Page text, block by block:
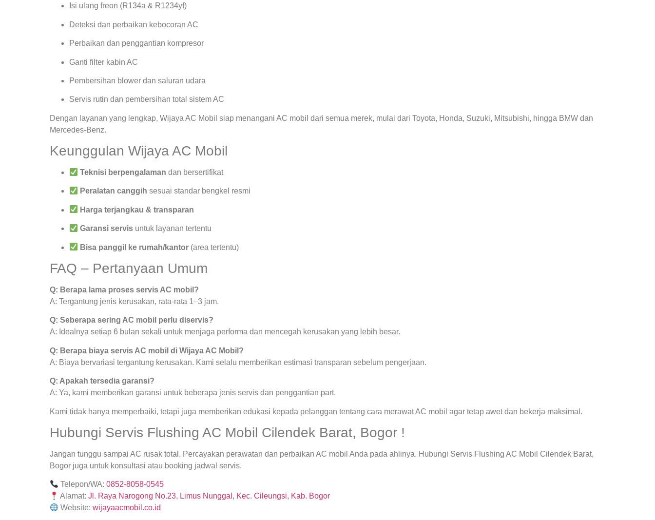
Isi ulang freon (R134a & R1234yf)
Deteksi dan perbaikan kebocoran AC
Perbaikan dan penggantian kompresor
Ganti filter kabin AC
Pembersihan blower dan saluran udara
Servis rutin dan pembersihan total sistem AC
Dengan layanan yang lengkap, Wijaya AC Mobil siap menangani AC mobil dari semua merek, mulai dari Toyota, Honda, Suzuki, Mitsubishi, hingga BMW dan
Mercedes-Benz.
Keunggulan Wijaya AC Mobil
Teknisi berpengalaman dan bersertifikat
Peralatan canggih sesuai standar bengkel resmi
Harga terjangkau & transparan
Garansi servis untuk layanan tertentu
Bisa panggil ke rumah/kantor (area tertentu)
FAQ – Pertanyaan Umum
Q: Berapa lama proses servis AC mobil?
A: Tergantung jenis kerusakan, rata-rata 1–3 jam.
Q: Seberapa sering AC mobil perlu diservis?
A: Idealnya setiap 6 bulan sekali untuk menjaga performa dan mencegah kerusakan yang lebih besar.
Q: Berapa biaya servis AC mobil di Wijaya AC Mobil?
A: Biaya bervariasi tergantung kerusakan. Kami selalu memberikan estimasi transparan sebelum pengerjaan.
Q: Apakah tersedia garansi?
A: Ya, kami memberikan garansi untuk beberapa jenis servis dan penggantian part.
Kami tidak hanya memperbaiki, tetapi juga memberikan edukasi kepada pelanggan tentang cara merawat AC mobil agar tetap awet dan bekerja maksimal.
Hubungi Servis Flushing AC Mobil Cilendek Barat, Bogor !
Jangan tunggu sampai AC rusak total. Percayakan perawatan dan perbaikan AC mobil Anda pada ahlinya. Hubungi Servis Flushing AC Mobil Cilendek Barat,
Bogor juga untuk konsultasi atau booking jadwal servis.
Telepon/WA:0852-8058-0545
Alamat:Jl. Raya Narogong No.23, Limus Nunggal, Kec. Cileungsi, Kab. Bogor
Website:wijayaacmobil.co.id